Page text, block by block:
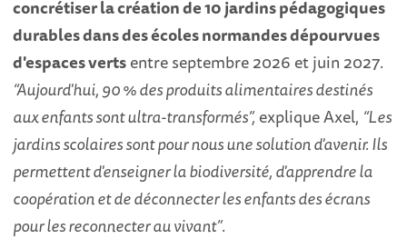
concrétiser la création de 10 jardins pédagogiques
durables dans des écoles normandes dépourvues
d'espaces vertsentre septembre 2026 et juin 2027.
“Aujourd'hui, 90 % des produits alimentaires destinés
aux enfants sont ultra-transformés”, explique Axel, “Les
jardins scolaires sont pour nous une solution d'avenir. Ils
permettent d'enseigner la biodiversité, d'apprendre la
coopération et de déconnecter les enfants des écrans
pour les reconnecter au vivant”.